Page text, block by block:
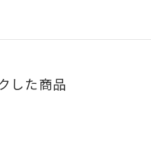
した商品